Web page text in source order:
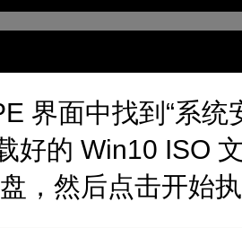
界面中找到“系统
好的 Win10 ISO
，然后点击开始